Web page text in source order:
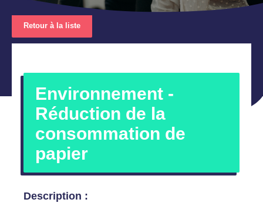
Retour à la liste
Environnement -
Réduction de la
consommation de
papier
Description :